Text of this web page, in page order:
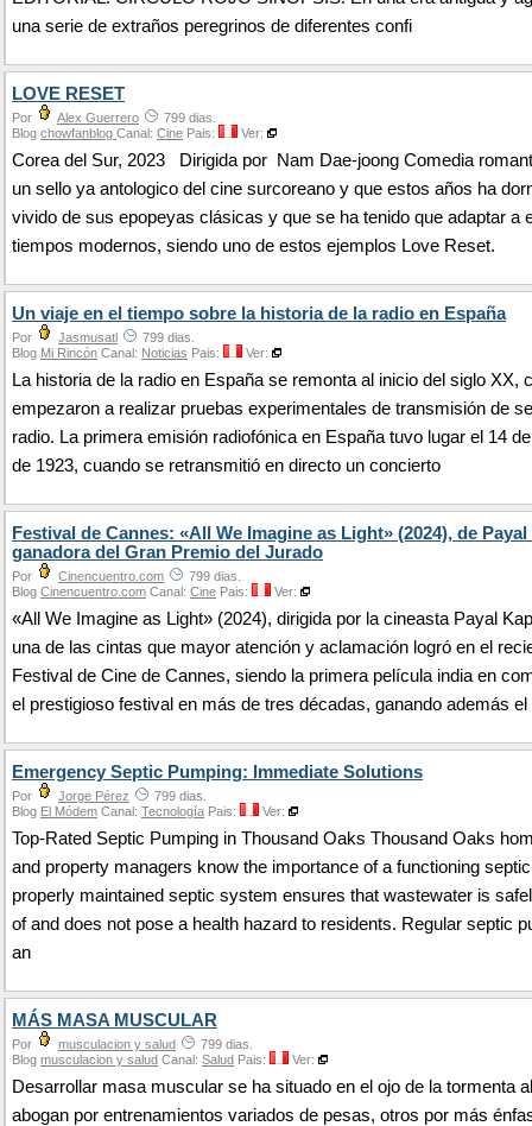
una serie de extraños peregrinos de diferentes confi
LOVE RESET
Por Alex Guerrero
799 dias.
Blog chowfanblog Canal: Cine Pais: Ver:
Corea del Sur, 2023 Dirigida por Nam Dae-joong Comedia
un sello ya antologico del cine surcoreano y que estos años ha
vivido de sus epopeyas clásicas y que se ha tenido que adaptar a
tiempos modernos, siendo uno de estos ejemplos Love Reset.
Un viaje en el tiempo sobre la historia de la radio en España
Por Jasmusatl
799 dias.
Blog Mi Rincón Canal: Noticias Pais: Ver:
La historia de la radio en España se remonta al inicio del siglo XX,
empezaron a realizar pruebas experimentales de transmisión de
radio. La primera emisión radiofónica en España tuvo lugar el 14
de 1923, cuando se retransmitió en directo un concierto
Festival de Cannes: «All We Imagine as Light» (2024), de
ganadora del Gran Premio del Jurado
Por Cinencuentro.com
799 dias.
Blog Cinencuentro.com Canal: Cine Pais: Ver:
«All We Imagine as Light» (2024), dirigida por la cineasta Payal
una de las cintas que mayor atención y aclamación logró en el
Festival de Cine de Cannes, siendo la primera película india en
el prestigioso festival en más de tres décadas, ganando además el
Emergency Septic Pumping: Immediate Solutions
Por Jorge Pérez
799 dias.
Blog El Módem Canal: Tecnología Pais: Ver:
Top-Rated Septic Pumping in Thousand Oaks Thousand Oaks
and property managers know the importance of a functioning
properly maintained septic system ensures that wastewater is
of and does not pose a health hazard to residents. Regular septic
an
MÁS MASA MUSCULAR
Por musculacion y salud
799 dias.
Blog musculacion y salud Canal: Salud Pais: Ver:
Desarrollar masa muscular se ha situado en el ojo de la tormenta
abogan por entrenamientos variados de pesas, otros por más